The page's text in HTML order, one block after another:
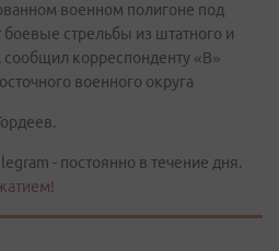
военном полигоне под
стрельбы из штатного и
корреспонденту «В»
военного округа
- постоянно в течение дня.